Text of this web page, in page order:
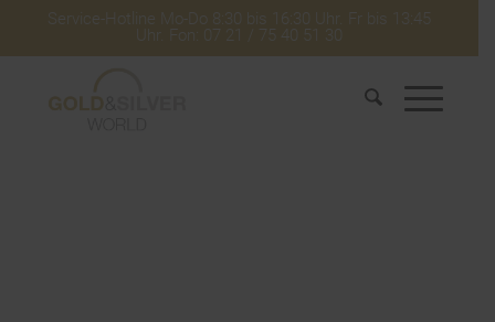
Service-Hotline Mo-Do 8:30 bis 16:30 Uhr. Fr bis 13:45
Uhr. Fon: 07 21 / 75 40 51 30